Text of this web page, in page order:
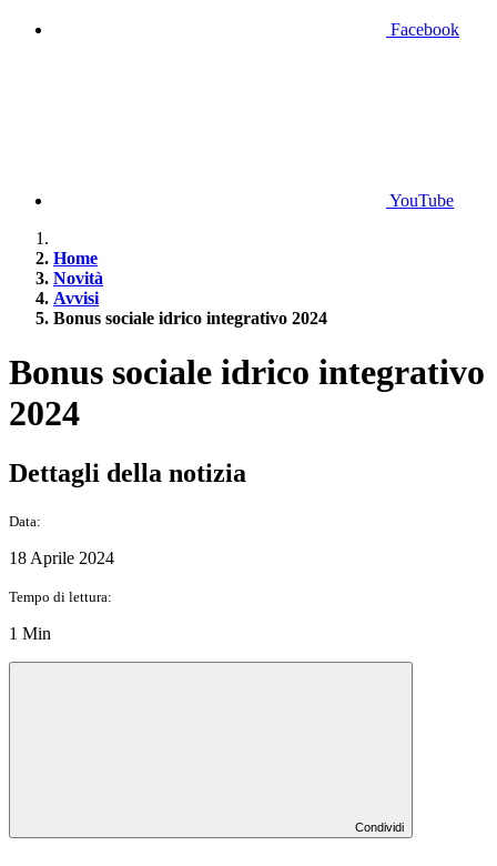
Facebook
YouTube
Home
Novità
Avvisi
Bonus sociale idrico integrativo 2024
Bonus sociale idrico integrativo
2024
Dettagli della notizia
Data:
18 Aprile 2024
Tempo di lettura:
1 Min
Condividi